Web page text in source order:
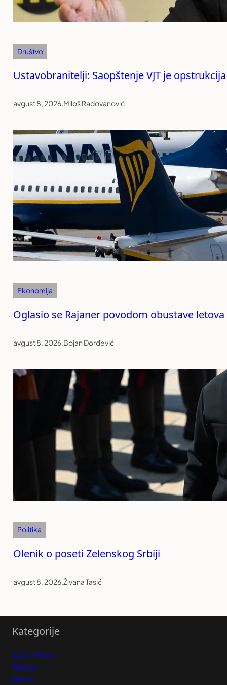
Društvo
Ustavobranitelji: Saopštenje VJT je
avgust 8, 2026.Miloš Radovanović
Ekonomija
Oglasio se Rajaner povodom obustave letova
avgust 8, 2026.Bojan Đorđević
Politika
Olenik o poseti Zelenskog Srbiji
avgust 8, 2026.Živana Tasić
Kategorije
Auto-Moto
Balkan
Biznis